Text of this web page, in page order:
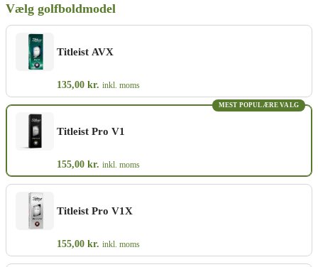
Vælg golfboldmodel
Titleist AVX
135,00 kr. inkl. moms
Titleist Pro V1
155,00 kr. inkl. moms
MEST POPULÆRE VALG
Titleist Pro V1X
155,00 kr. inkl. moms